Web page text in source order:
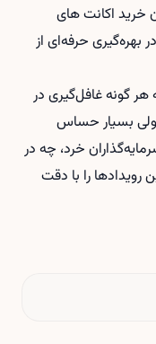
خرید اکانت های
بهره‌گیری حرفه‌ای از
هر گونه غافل‌گیری در
بسیار حساس
خرد، چه در
رویدادها را با دقت